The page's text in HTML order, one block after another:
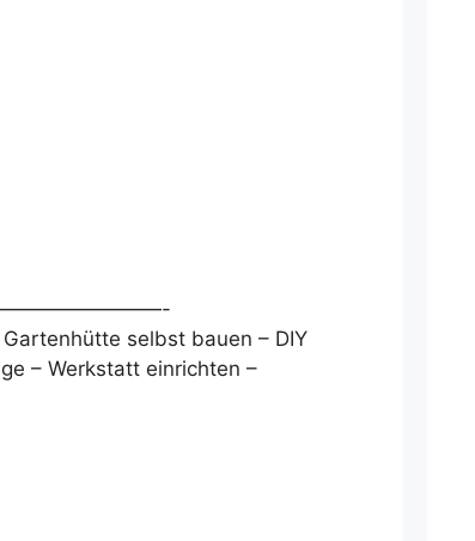
selbst bauen – DIY
– Werkstatt einrichten –